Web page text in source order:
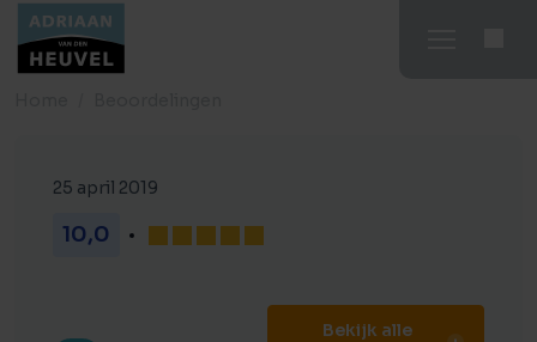
25 april 2019
10,0
Bekijk alle